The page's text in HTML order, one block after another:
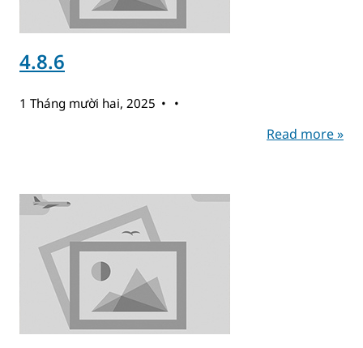
4.8.6
1 Tháng mười hai, 2025
Read more »